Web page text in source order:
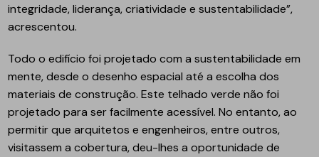
integridade, liderança, criatividade e sustentabilidade”,
acrescentou.
Todo o edifício foi projetado com a sustentabilidade em
mente, desde o desenho espacial até a escolha dos
materiais de construção. Este telhado verde não foi
projetado para ser facilmente acessível. No entanto, ao
permitir que arquitetos e engenheiros, entre outros,
visitassem a cobertura, deu-lhes a oportunidade de